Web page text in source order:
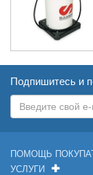
Подпишитесь и
ПОМОЩЬ
УСЛУГИ